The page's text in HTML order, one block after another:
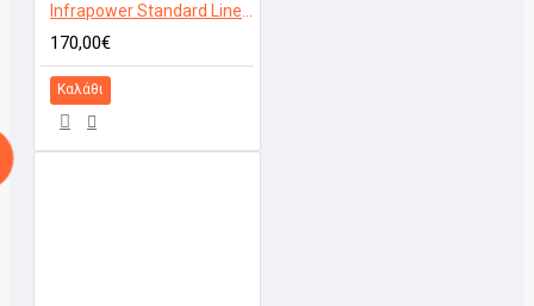
Infrapower Standard Line VCIR-400W
170,00€
Καλάθι